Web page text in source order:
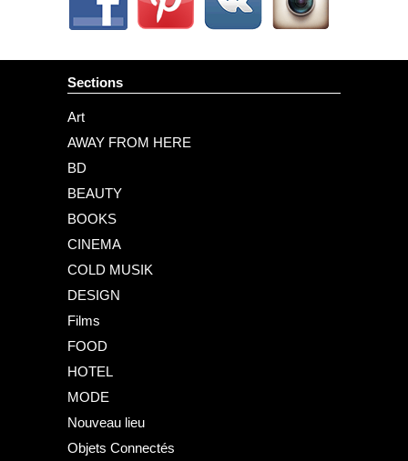
Sections
Art
AWAY FROM HERE
BD
BEAUTY
BOOKS
CINEMA
COLD MUSIK
DESIGN
Films
FOOD
HOTEL
MODE
Nouveau lieu
Objets Connectés